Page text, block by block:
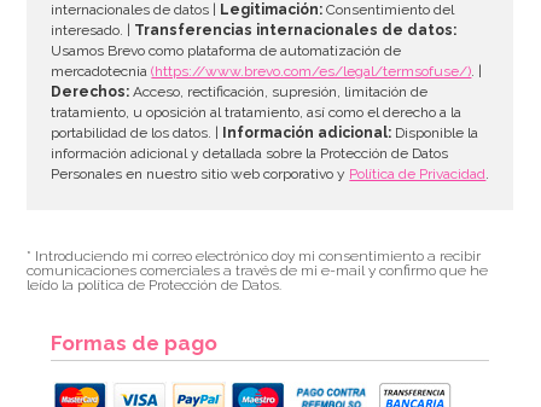
internacionales de datos |
Legitimación: Consentimiento del
interesado. | Transferencias internacionales de datos:
Usamos Brevo como plataforma de automatización de
mercadotecnia(https://www.brevo.com/es/legal/termsofuse/). |
Derechos: Acceso, rectificación, supresión, limitación de
tratamiento, u oposición al tratamiento, así como el derecho a la
portabilidad de los datos. |
Información adicional: Disponible la
información adicional y detallada sobre la Protección de Datos
Personales en nuestro sitio web corporativo y Política de Privacidad.
* Introduciendo mi correo electrónico doy mi consentimiento a recibir
comunicaciones comerciales a través de mi e-mail y confirmo que he
leído la política de Protección de Datos.
Formas de pago